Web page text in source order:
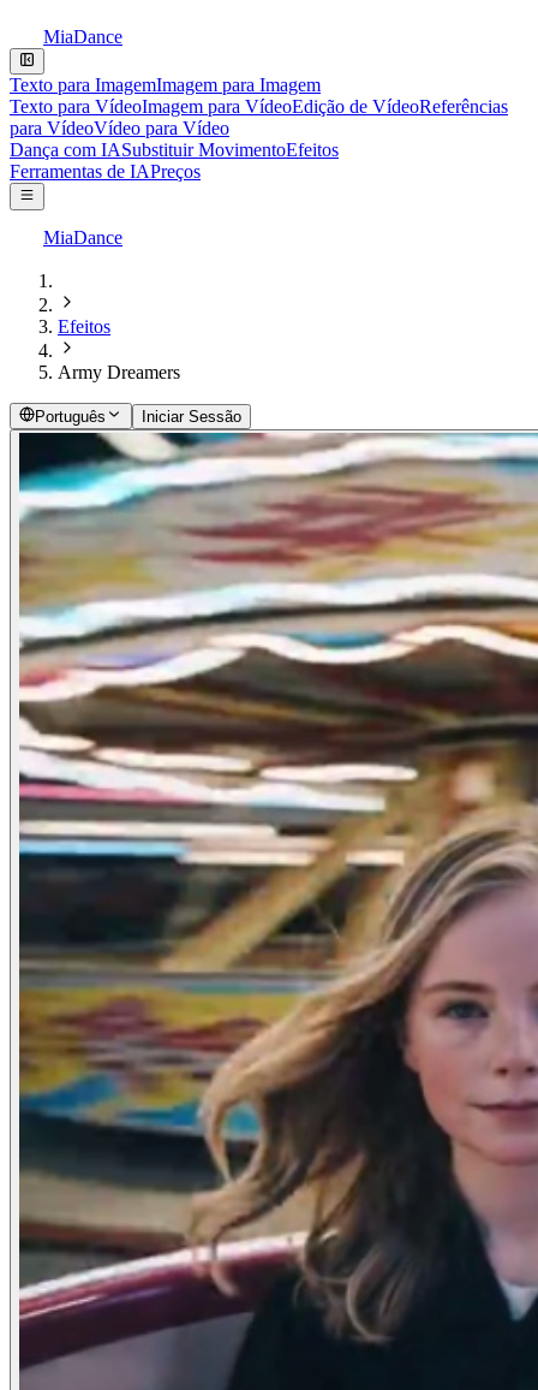
MiaDance
Texto para ImagemImagem para Imagem
Texto para VídeoImagem para VídeoEdição de VídeoReferências
para VídeoVídeo para Vídeo
Dança com IASubstituir MovimentoEfeitos
Ferramentas de IAPreços
MiaDance
Efeitos
Army Dreamers
Português Iniciar Sessão